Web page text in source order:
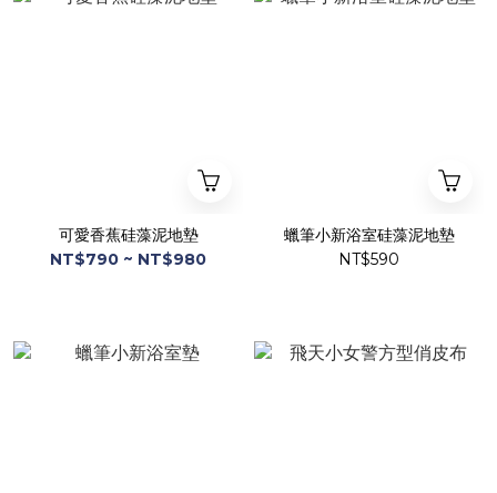
可愛香蕉硅藻泥地墊
NT$790 ~ NT$980
蠟筆小新浴室硅藻泥地墊
NT$590